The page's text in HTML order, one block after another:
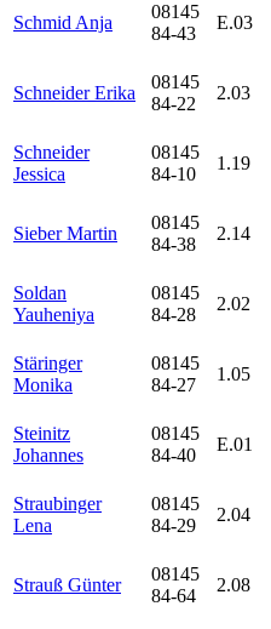
Schmid Anja
08145
84-43
E.03
Schneider Erika
08145
84-22
2.03
Schneider
Jessica
08145
84-10
1.19
Sieber Martin
08145
84-38
2.14
Soldan
Yauheniya
08145
84-28
2.02
Stäringer
Monika
08145
84-27
1.05
Steinitz
Johannes
08145
84-40
E.01
Straubinger
Lena
08145
84-29
2.04
Strauß Günter
08145
84-64
2.08